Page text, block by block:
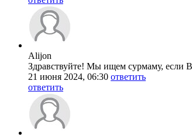
Alijon
Здравствуйте! Мы ищем сурмаму, если
21 июня 2024, 06:30 ответить
ответить